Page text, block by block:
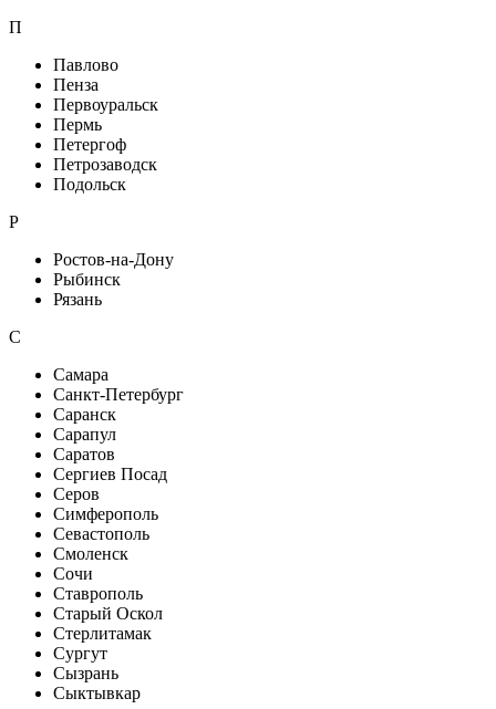
П
Павлово
Пенза
Первоуральск
Пермь
Петергоф
Петрозаводск
Подольск
Р
Ростов-на-Дону
Рыбинск
Рязань
С
Самара
Санкт-Петербург
Саранск
Сарапул
Саратов
Сергиев Посад
Серов
Симферополь
Севастополь
Смоленск
Сочи
Ставрополь
Старый Оскол
Стерлитамак
Сургут
Сызрань
Сыктывкар